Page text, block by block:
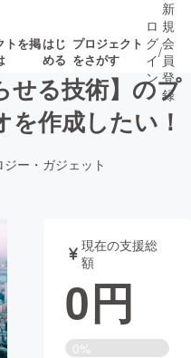
トを掲はじ
める
プロジェクト
をさがす
ロジェクト
音楽
ト ゲーム・サ
書籍・雑誌
ロ
グ
イ
ン
/
新
規
会
員
登
録
せる技術】のプ
作成したい！
ジー・ガジェット
現在の支援総
額
0円
0%